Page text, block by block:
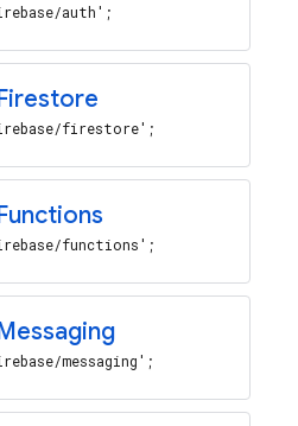
auth';
firestore';
functions';
messaging';